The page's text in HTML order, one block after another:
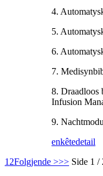
4.
5.
6.
7.
8. Draadloos
Infusion
9.
enkêtedetail
1 2Folgjende >>> Side 1 /